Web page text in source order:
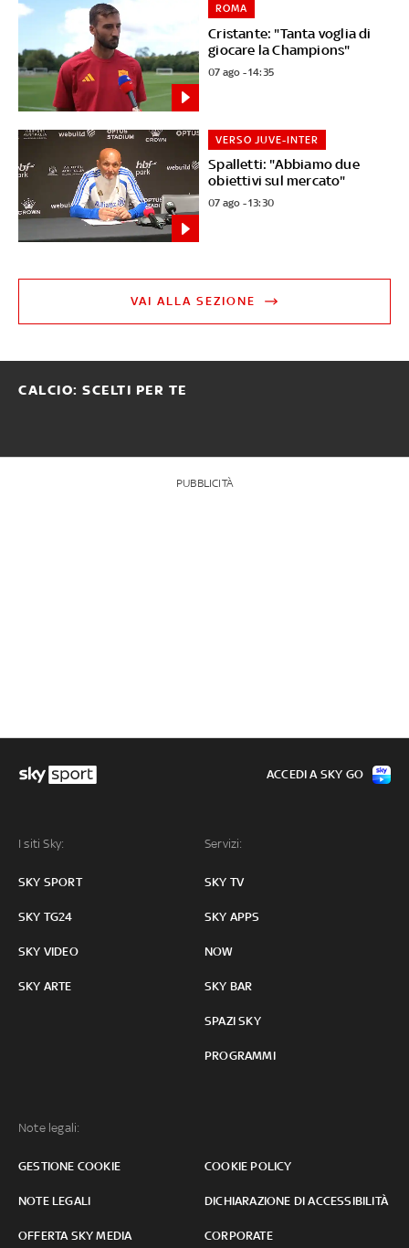
Cristante: "Tanta voglia di
giocare la Champions"
ROMA
07 ago - 14:35
Spalletti: "Abbiamo due
obiettivi sul mercato"
VERSO JUVE-INTER
07 ago - 13:30
VAI ALLA SEZIONE
CALCIO: SCELTI PER TE
PUBBLICITÀ
I siti Sky:
SKY SPORT
SKY TG24
SKY VIDEO
SKY ARTE
Servizi:
SKY TV
SKY APPS
NOW
SKY BAR
SPAZI SKY
PROGRAMMI
Note legali:
GESTIONE COOKIE COOKIE POLICY
NOTE LEGALI DICHIARAZIONE DI ACCESSIBILITÀ
OFFERTA SKY MEDIA CORPORATE
ACCEDI A SKY GO